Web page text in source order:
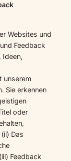
Websites und
Feedback
Ideen,
unserem
Sie erkennen
oder
Das
Feedback